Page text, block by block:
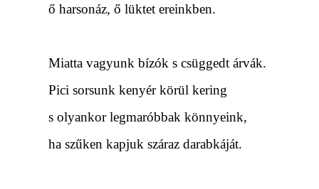
ő harsonáz, ő lüktet ereinkben.
Miatta vagyunk bízók s csüggedt árvák.
Pici sorsunk kenyér körül kering
s olyankor legmaróbbak könnyeink,
ha szűken kapjuk száraz darabkáját.